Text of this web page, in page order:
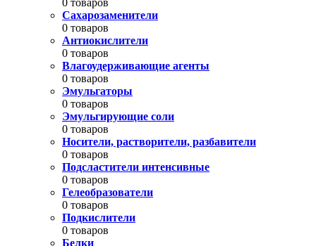
0 товаров
Сахарозаменители
0 товаров
Антиокислители
0 товаров
Влагоудерживающие агенты
0 товаров
Эмульгаторы
0 товаров
Эмульгирующие соли
0 товаров
Носители, растворители, разбавители
0 товаров
Подсластители интенсивные
0 товаров
Гелеобразователи
0 товаров
Подкислители
0 товаров
Белки